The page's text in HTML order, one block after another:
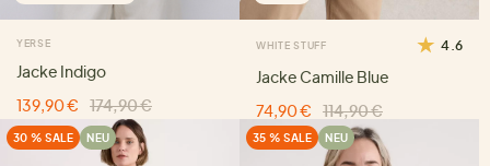
YERSE
Jacke Indigo
139,90 €
174,90 €
WHITE STUFF 4.6
Jacke Camille Blue
74,90 €
114,90 €
30 % SALE NEU 35 % SALE NEU